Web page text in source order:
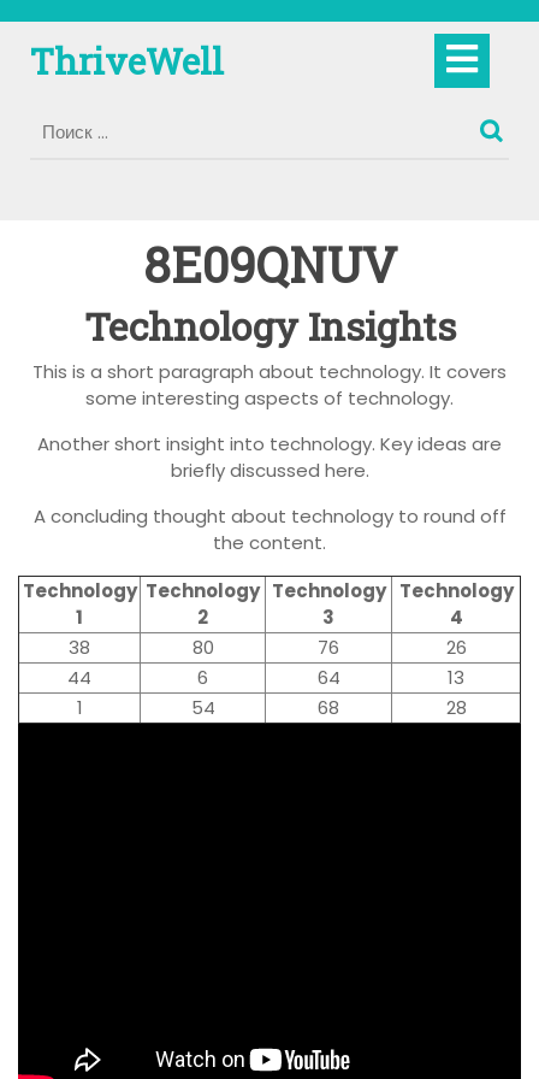
содержимому
ThriveWell
8E09QNUV
Technology Insights
This is a short paragraph about technology. It covers
some interesting aspects of technology.
Another short insight into technology. Key ideas are
briefly discussed here.
A concluding thought about technology to round off
the content.
Technology
1
Technology
2
Technology
3
Technology
4
38
80 76
26
44
6 64
13
1
54 68 28